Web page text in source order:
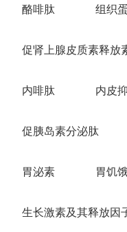
酪啡肽 组织
促肾上腺皮质素释放
内啡肽 内皮
促胰岛素分泌肽
胃泌素 胃饥
生长激素及其释放因